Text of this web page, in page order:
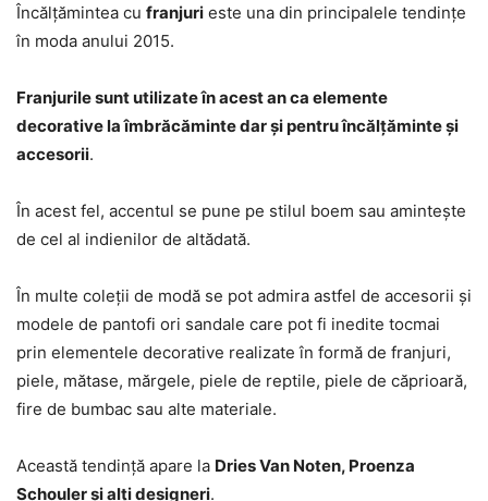
Încălțămintea cu franjuri este una din principalele tendințe
în moda anului 2015.
Franjurile sunt utilizate în acest an ca elemente
decorative la îmbrăcăminte dar și pentru încălțăminte și
accesorii.
În acest fel, accentul se pune pe stilul boem sau amintește
de cel al indienilor de altădată.
În multe coleții de modă se pot admira astfel de accesorii și
modele de pantofi ori sandale care pot fi inedite tocmai
prin elementele decorative realizate în formă de franjuri,
piele, mătase, mărgele, piele de reptile, piele de căprioară,
fire de bumbac sau alte materiale.
Această tendință apare la Dries Van Noten, Proenza
Schouler și alți designeri.